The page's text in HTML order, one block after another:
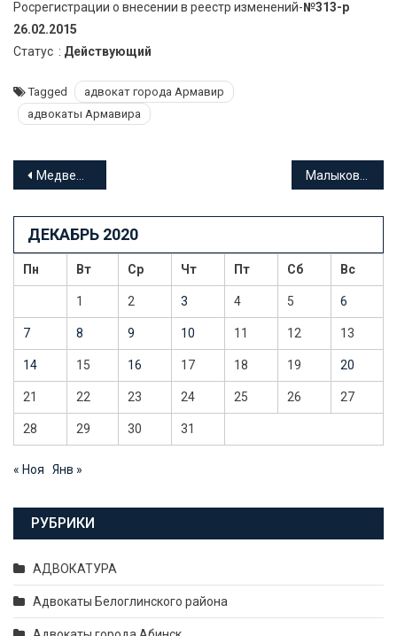
Росрегистрации о внесении в реестр изменений-№313-р
26.02.2015
Статус : Действующий
Tagged
адвокат города Армавир
адвокаты Армавира
Навигация
по
записям
Медведев Виктор Алексеевич адвокат Краснодарского края
ДЕКАБРЬ 2020
Пн Вт Ср Чт Пт Сб Вс
1 2 3 4 5 6
7 8 9 10 11 12 13
14 15 16 17 18 19 20
21 22 23 24 25 26 27
28 29 30 31
« Ноя Янв »
РУБРИКИ
АДВОКАТУРА
Адвокаты Белоглинского района